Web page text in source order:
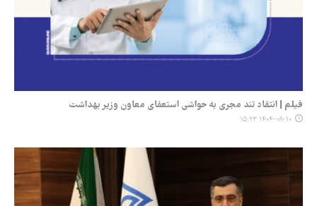
فیلم | انتقاد تند مجری به حواشی استعفای معاون وزیر بهداشت
۱۴۰۴-۰۹-۱۰ ۱۵:۲۳